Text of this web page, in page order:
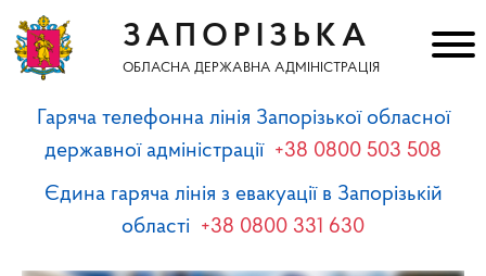
ЗАПОРІЗЬКА
ОБЛАСНА ДЕРЖАВНА АДМІНІСТРАЦІЯ
Гаряча телефонна лінія Запорізької обласної
державної адміністрації +38 0800 503 508
Єдина гаряча лінія з евакуації в Запорізькій
області +38 0800 331 630